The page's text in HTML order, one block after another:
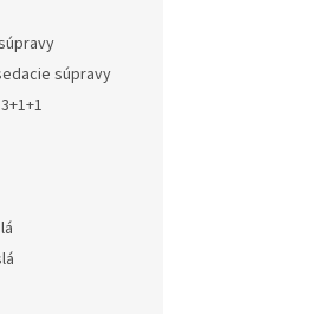
súpravy